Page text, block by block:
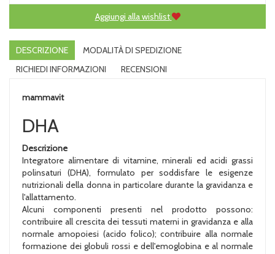
Aggiungi alla wishlist
DESCRIZIONE
MODALITÀ DI SPEDIZIONE
RICHIEDI INFORMAZIONI
RECENSIONI
mammavit
DHA
Descrizione
Integratore alimentare di vitamine, minerali ed acidi grassi
polinsaturi (DHA), formulato per soddisfare le esigenze
nutrizionali della donna in particolare durante la gravidanza e
l'allattamento.
Alcuni componenti presenti nel prodotto possono:
contribuire all crescita dei tessuti materni in gravidanza e alla
normale amopoiesi (acido folico); contribuire alla normale
formazione dei globuli rossi e dell'emoglobina e al normale